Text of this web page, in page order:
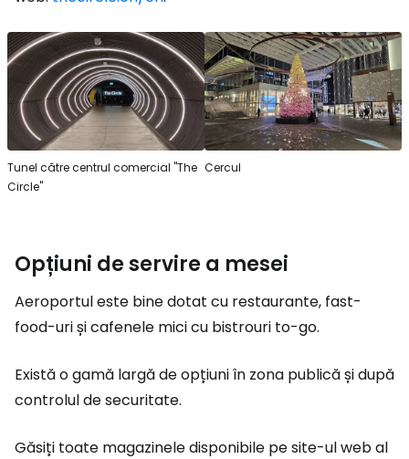
Tunel către centrul comercial "The
Circle"
Cercul
Opțiuni de servire a mesei
Aeroportul este bine dotat cu restaurante, fast-
food-uri și cafenele mici cu bistrouri to-go.
Există o gamă largă de opțiuni în zona publică și după
controlul de securitate.
Găsiți toate magazinele disponibile pe site-ul web al